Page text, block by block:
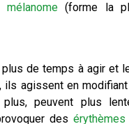
mélanome(forme la
de temps à agir et
ils agissent en modifiant
peuvent plus
des